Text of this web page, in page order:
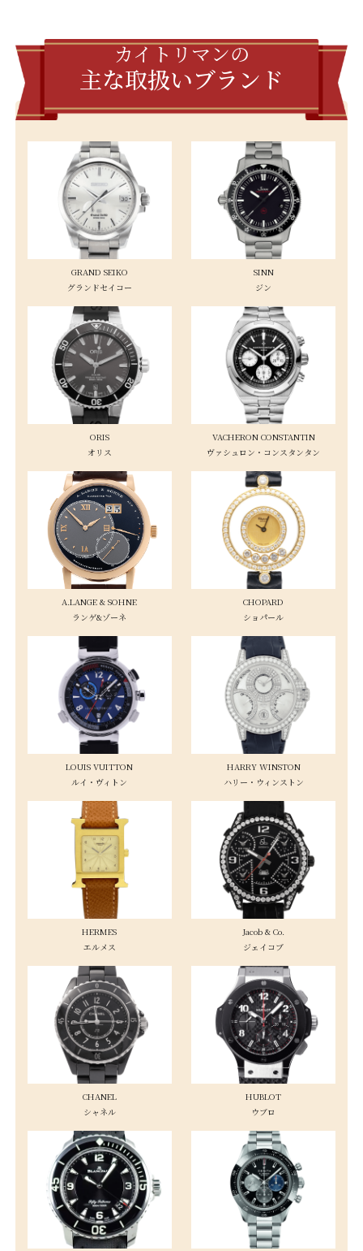
カイトリマンの
主な取扱いブランド
GRAND SEIKO
グランドセイコー
SINN
ジン
ORIS
オリス
VACHERON CONSTANTIN
ヴァシュロン・コンスタンタン
A.LANGE & SOHNE
ランゲ&ゾーネ
CHOPARD
ショパール
LOUIS VUITTON
ルイ・ヴィトン
HARRY WINSTON
ハリー・ウィンストン
HERMES
エルメス
Jacob & Co.
ジェイコブ
CHANEL
シャネル
HUBLOT
ウブロ